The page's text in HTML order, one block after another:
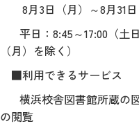
8月3日（月）～8月31日
平日：8:45～17:00（土
（月）を除く）
■利用できるサービス
横浜校舎図書館所蔵の
の閲覧